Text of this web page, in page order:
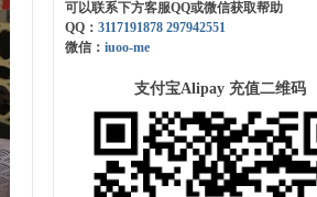
可以联系下方客服QQ或微信获取帮助
QQ： 3117191878 297942551
微信： iuoo-me
支付宝Alipay 充值二维码